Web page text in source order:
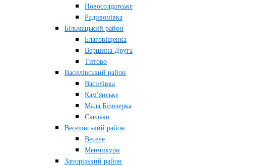
Новосолдатське
Радивонівка
Більмацький район
Благовіщенка
Вершина Друга
Титово
Василівський район
Василівка
Кам’янське
Мала Білозерка
Скельки
Веселівський район
Веселе
Менчикури
Запорізький район